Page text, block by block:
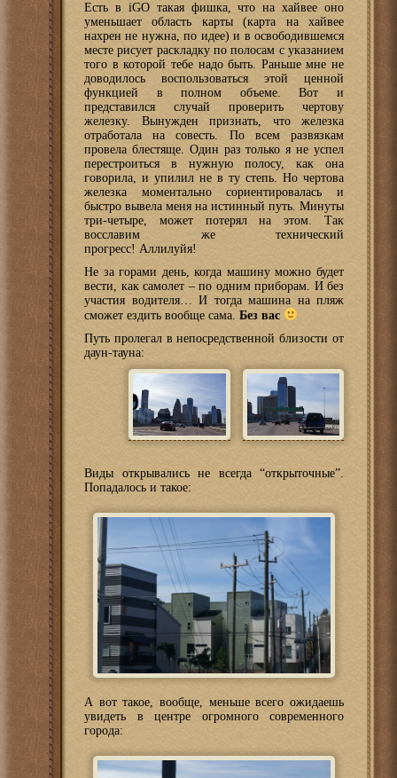
Есть в iGO такая фишка, что на хайвее оно
уменьшает область карты (карта на хайвее
нахрен не нужна, по идее) и в освободившемся
месте рисует раскладку по полосам с указанием
того в которой тебе надо быть. Раньше мне не
доводилось воспользоваться этой ценной
функцией в полном объеме. Вот и
представился случай проверить чертову
железку. Вынужден признать, что железка
отработала на совесть. По всем развязкам
провела блестяще. Один раз только я не успел
перестроиться в нужную полосу, как она
говорила, и упилил не в ту степь. Но чертова
железка моментально сориентировалась и
быстро вывела меня на истинный путь. Минуты
три-четыре, может потерял на этом. Так
восславим же технический
прогресс! Аллилуйя!
Не за горами день, когда машину можно будет
вести, как самолет – по одним приборам. И без
участия водителя… И тогда машина на пляж
сможет ездить вообще сама. Без вас
Путь пролегал в непосредственной близости от
даун-тауна:
Виды открывались не всегда “открыточные”.
Попадалось и такое:
А вот такое, вообще, меньше всего ожидаешь
увидеть в центре огромного современного
города: